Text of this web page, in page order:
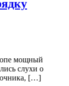
мощный
слухи о
[…]